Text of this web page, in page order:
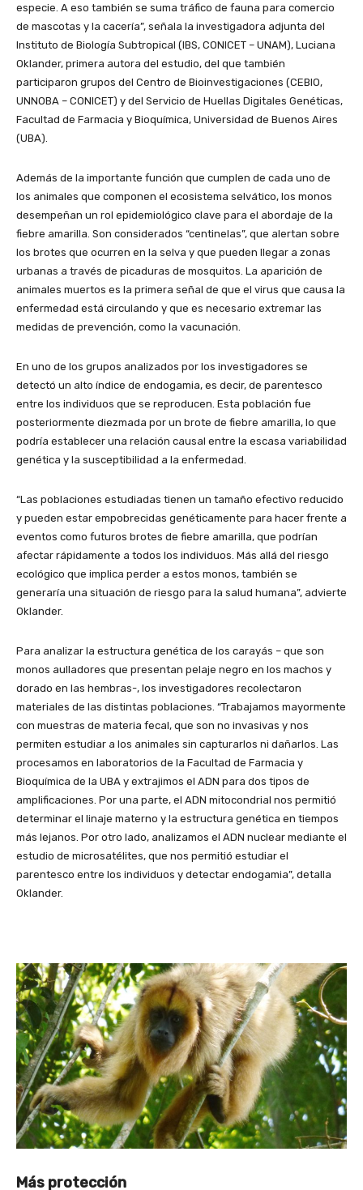
especie. A eso también se suma tráfico de fauna para comercio
de mascotas y la cacería”, señala la investigadora adjunta del
Instituto de Biología Subtropical (IBS, CONICET – UNAM), Luciana
Oklander, primera autora del estudio, del que también
participaron grupos del Centro de Bioinvestigaciones (CEBIO,
UNNOBA – CONICET) y del Servicio de Huellas Digitales Genéticas,
Facultad de Farmacia y Bioquímica, Universidad de Buenos Aires
(UBA).
Además de la importante función que cumplen de cada uno de
los animales que componen el ecosistema selvático, los monos
desempeñan un rol epidemiológico clave para el abordaje de la
fiebre amarilla. Son considerados “centinelas”, que alertan sobre
los brotes que ocurren en la selva y que pueden llegar a zonas
urbanas a través de picaduras de mosquitos. La aparición de
animales muertos es la primera señal de que el virus que causa la
enfermedad está circulando y que es necesario extremar las
medidas de prevención, como la vacunación.
En uno de los grupos analizados por los investigadores se
detectó un alto índice de endogamia, es decir, de parentesco
entre los individuos que se reproducen. Esta población fue
posteriormente diezmada por un brote de fiebre amarilla, lo que
podría establecer una relación causal entre la escasa variabilidad
genética y la susceptibilidad a la enfermedad.
“Las poblaciones estudiadas tienen un tamaño efectivo reducido
y pueden estar empobrecidas genéticamente para hacer frente a
eventos como futuros brotes de fiebre amarilla, que podrían
afectar rápidamente a todos los individuos. Más allá del riesgo
ecológico que implica perder a estos monos, también se
generaría una situación de riesgo para la salud humana”, advierte
Oklander.
Para analizar la estructura genética de los carayás – que son
monos aulladores que presentan pelaje negro en los machos y
dorado en las hembras-, los investigadores recolectaron
materiales de las distintas poblaciones. “Trabajamos mayormente
con muestras de materia fecal, que son no invasivas y nos
permiten estudiar a los animales sin capturarlos ni dañarlos. Las
procesamos en laboratorios de la Facultad de Farmacia y
Bioquímica de la UBA y extrajimos el ADN para dos tipos de
amplificaciones. Por una parte, el ADN mitocondrial nos permitió
determinar el linaje materno y la estructura genética en tiempos
más lejanos. Por otro lado, analizamos el ADN nuclear mediante el
estudio de microsatélites, que nos permitió estudiar el
parentesco entre los individuos y detectar endogamia”, detalla
Oklander.
Más protección